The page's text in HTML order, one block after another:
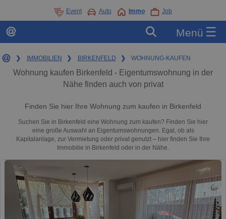
Event Auto Immo Job
Menü ☰
❯ IMMOBILIEN ❯ BIRKENFELD ❯ WOHNUNG-KAUFEN
Wohnung kaufen Birkenfeld - Eigentumswohnung in der
Nähe finden auch von privat
Finden Sie hier Ihre Wohnung zum kaufen in Birkenfeld
Suchen Sie in Birkenfeld eine Wohnung zum kaufen? Finden Sie hier
eine große Auswahl an Eigentumswohnungen. Egal, ob als
Kapitalanlage, zur Vermietung oder privat genutzt – hier finden Sie Ihre
Immobilie in Birkenfeld oder in der Nähe.